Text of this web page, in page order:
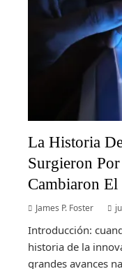
La Historia
Surgieron
Cambiaron
James P. Foster
Introducción:
historia de la
grandes avances